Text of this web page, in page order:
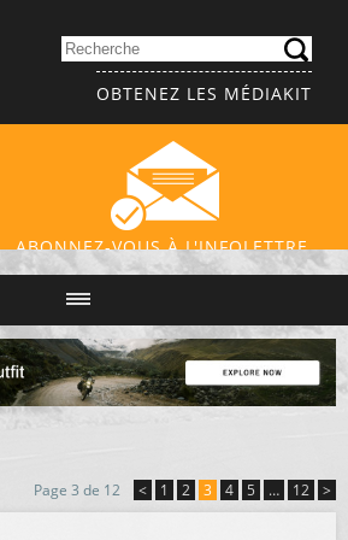
OBTENEZ LES MÉDIAKIT
ABONNEZ-VOUS À L'INFOLETTRE
Page 3 de 12 < 1 2 3 4 5 … 12 >